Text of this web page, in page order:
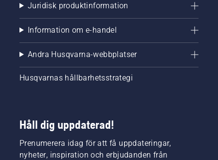
Juridisk produktinformation
Information om e-handel
Andra Husqvarna-webbplatser
Husqvarnas hållbarhetsstrategi
Håll dig uppdaterad!
Prenumerera idag för att få uppdateringar,
nyheter, inspiration och erbjudanden från